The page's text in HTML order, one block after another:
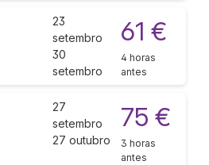
23
setembro
30
setembro
61 €
4 horas
antes
27
setembro
27 outubro
75 €
3 horas
antes